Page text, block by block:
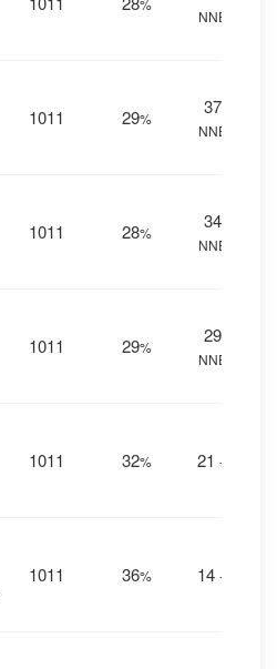
%
NNE
1011 29%
37
NNE
1011 28%
34
NNE
1011 29%
29
NNE
1011 32% 21 --
1011 36% 14 --